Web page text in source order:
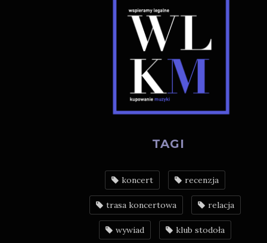
TAGI
koncert recenzja
trasa koncertowa relacja
wywiad klub stodoła